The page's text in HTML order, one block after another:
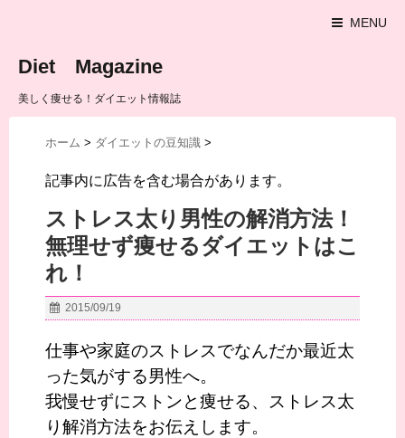
MENU
Diet Magazine
美しく痩せる！ダイエット情報誌
ホーム > ダイエットの豆知識 >
記事内に広告を含む場合があります。
ストレス太り男性の解消方法！
無理せず痩せるダイエットはこ
れ！
2015/09/19
仕事や家庭のストレスでなんだか最近太
った気がする男性へ。
我慢せずにストンと痩せる、ストレス太
り解消方法をお伝えします。